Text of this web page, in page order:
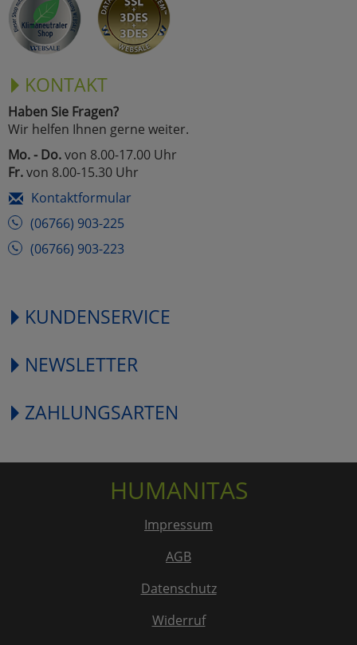
KONTAKT
Haben Sie Fragen?
Wir helfen Ihnen gerne weiter.
Mo. - Do.von 8.00-17.00 Uhr
Fr.von 8.00-15.30 Uhr
Kontaktformular
(06766) 903-225
(06766) 903-223
KUNDENSERVICE
NEWSLETTER
ZAHLUNGSARTEN
HUMANITAS
Impressum
AGB
Datenschutz
Widerruf